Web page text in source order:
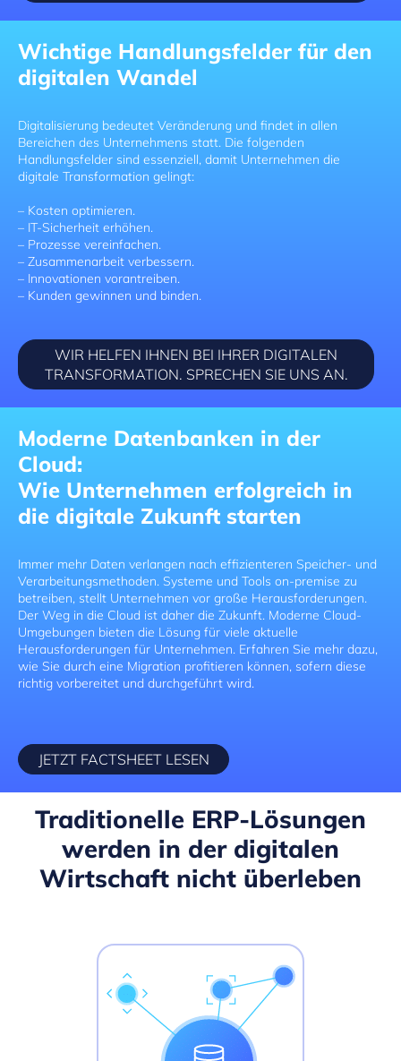
Wichtige Handlungsfelder für den
digitalen Wandel
Digitalisierung bedeutet Veränderung und findet in allen
Bereichen des Unternehmens statt. Die folgenden
Handlungsfelder sind essenziell, damit Unternehmen die
digitale Transformation gelingt:
– Kosten optimieren.
– IT-Sicherheit erhöhen.
– Prozesse vereinfachen.
– Zusammenarbeit verbessern.
– Innovationen vorantreiben.
– Kunden gewinnen und binden.
WIR HELFEN IHNEN BEI IHRER DIGITALEN
TRANSFORMATION. SPRECHEN SIE UNS AN.
Moderne Datenbanken in der
Cloud:
Wie Unternehmen erfolgreich in
die digitale Zukunft starten
Immer mehr Daten verlangen nach effizienteren Speicher- und
Verarbeitungsmethoden. Systeme und Tools on-premise zu
betreiben, stellt Unternehmen vor große Herausforderungen.
Der Weg in die Cloud ist daher die Zukunft. Moderne Cloud-
Umgebungen bieten die Lösung für viele aktuelle
Herausforderungen für Unternehmen. Erfahren Sie mehr dazu,
wie Sie durch eine Migration profitieren können, sofern diese
richtig vorbereitet und durchgeführt wird.
JETZT FACTSHEET LESEN
Traditionelle ERP-Lösungen
werden in der digitalen
Wirtschaft nicht überleben